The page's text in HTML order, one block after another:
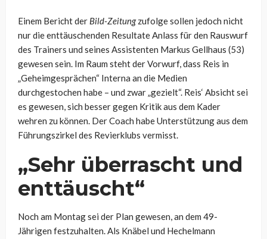
Einem Bericht der Bild-Zeitungzufolge sollen jedoch nicht
nur die enttäuschenden Resultate Anlass für den Rauswurf
des Trainers und seines Assistenten Markus Gellhaus (53)
gewesen sein. Im Raum steht der Vorwurf, dass Reis in
„Geheimgesprächen“ Interna an die Medien
durchgestochen habe – und zwar „gezielt“. Reis‘ Absicht sei
es gewesen, sich besser gegen Kritik aus dem Kader
wehren zu können. Der Coach habe Unterstützung aus dem
Führungszirkel des Revierklubs vermisst.
„Sehr überrascht und
enttäuscht“
Noch am Montag sei der Plan gewesen, an dem 49-
Jährigen festzuhalten. Als Knäbel und Hechelmann